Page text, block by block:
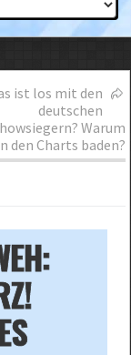
ist los mit den
deutschen
Warum
den Charts baden?